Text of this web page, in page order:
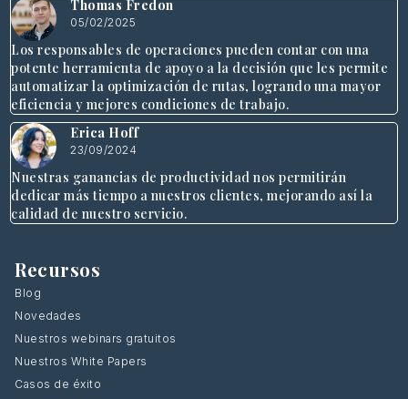
Thomas Fredon
05/02/2025
Los responsables de operaciones pueden contar con una
potente herramienta de apoyo a la decisión que les permite
automatizar la optimización de rutas, logrando una mayor
eficiencia y mejores condiciones de trabajo.
Erica Hoff
23/09/2024
Nuestras ganancias de productividad nos permitirán
dedicar más tiempo a nuestros clientes, mejorando así la
calidad de nuestro servicio.
Recursos
Blog
Novedades
Nuestros webinars gratuitos
Nuestros White Papers
Casos de éxito